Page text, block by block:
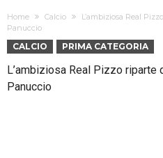
Home Calcio
L’ambiziosa Real
Panuccio
CALCIO PRIMA CATEGORIA
L’ambiziosa Real Pizzo
Panuccio